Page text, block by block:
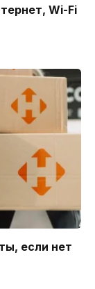
Wi-Fi
если нет